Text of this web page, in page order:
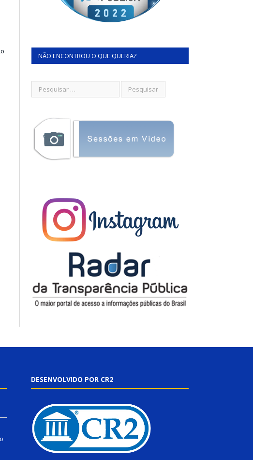
NÃO ENCONTROU O QUE QUERIA?
DESENVOLVIDO POR CR2